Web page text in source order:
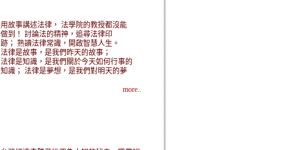
用故事講述法律， 法學院的教授都沒能
做到！ 討論法的精神，追尋法律印
跡； 熟讀法律常識，開啟智慧人生。
法律是故事，是我們昨天的故事；
法律是知識，是我們關於今天如何行事的
知識； 法律是夢想，是我們對明天的夢
more..